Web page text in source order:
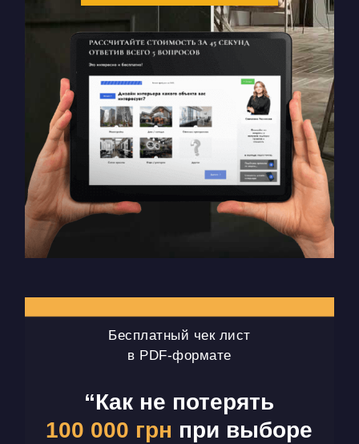
Бесплатный чек лист
в PDF-формате
“Как не потерять
100 000 грн при выборе